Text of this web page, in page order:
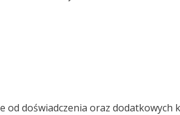
doświadczenia oraz dodatkowych